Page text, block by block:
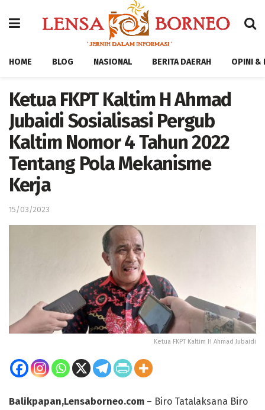
HOME BLOG NASIONAL BERITA DAERAH OPINI &
Ketua FKPT Kaltim H Ahmad
Jubaidi Sosialisasi Pergub
Kaltim Nomor 4 Tahun 2022
Tentang Pola Mekanisme
Kerja
15/03/2023
Ketua FKPT Kaltim H Ahmad Jubaidi
Balikpapan,Lensaborneo.com – Biro Tatalaksana Biro